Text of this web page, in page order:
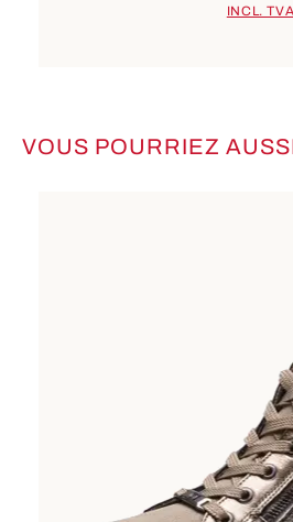
INCL. TVA
Ignorer la galerie de produits
VOUS POURRIEZ